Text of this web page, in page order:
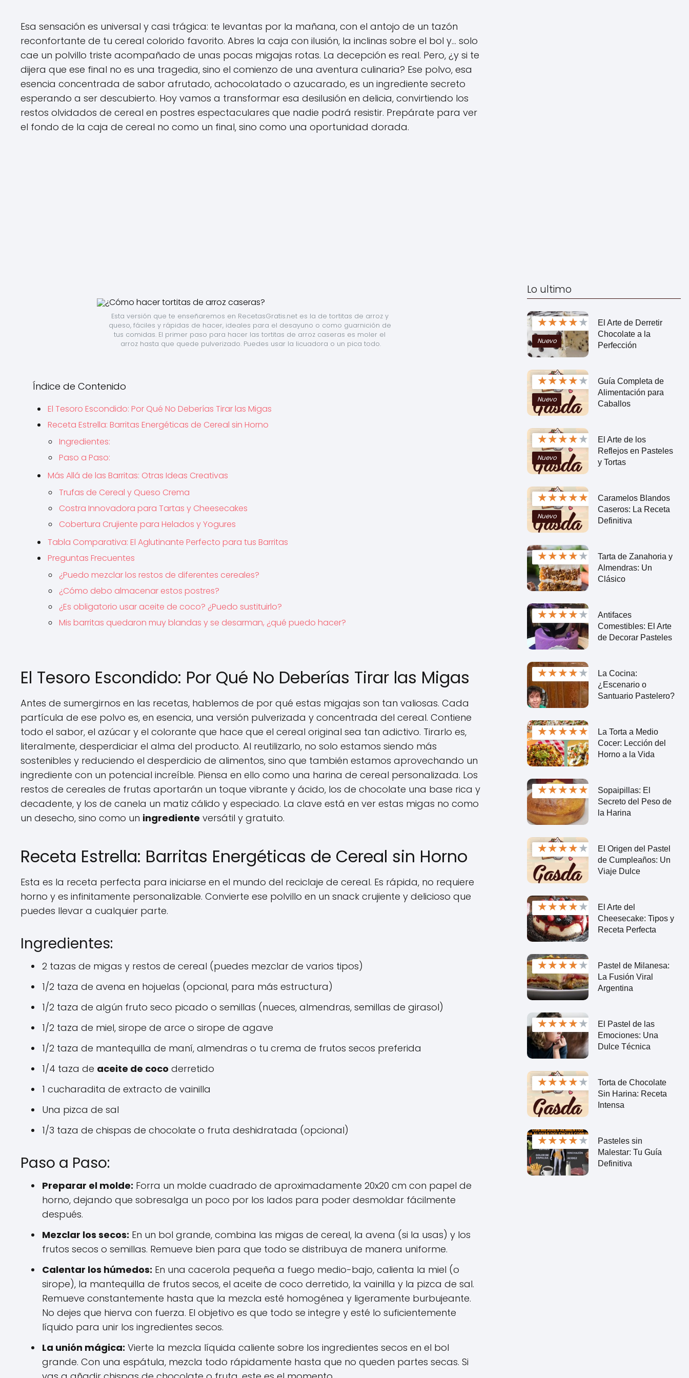
Esa sensación es universal y casi trágica: te levantas por la mañana, con el antojo de un tazón
reconfortante de tu cereal colorido favorito. Abres la caja con ilusión, la inclinas sobre el bol y... solo
cae un polvillo triste acompañado de unas pocas migajas rotas. La decepción es real. Pero, ¿y si te
dijera que ese final no es una tragedia, sino el comienzo de una aventura culinaria? Ese polvo, esa
esencia concentrada de sabor afrutado, achocolatado o azucarado, es un ingrediente secreto
esperando a ser descubierto. Hoy vamos a transformar esa desilusión en delicia, convirtiendo los
restos olvidados de cereal en postres espectaculares que nadie podrá resistir. Prepárate para ver
el fondo de la caja de cereal no como un final, sino como una oportunidad dorada.
Esta versión que te enseñaremos en RecetasGratis.net es la de tortitas de arroz y
queso, fáciles y rápidas de hacer, ideales para el desayuno o como guarnición de
tus comidas. El primer paso para hacer las tortitas de arroz caseras es moler el
arroz hasta que quede pulverizado. Puedes usar la licuadora o un pica todo.
Índice de Contenido
El Tesoro Escondido: Por Qué No Deberías Tirar las Migas
Receta Estrella: Barritas Energéticas de Cereal sin Horno
Ingredientes:
Paso a Paso:
Más Allá de las Barritas: Otras Ideas Creativas
Trufas de Cereal y Queso Crema
Costra Innovadora para Tartas y Cheesecakes
Cobertura Crujiente para Helados y Yogures
Tabla Comparativa: El Aglutinante Perfecto para tus Barritas
Preguntas Frecuentes
¿Puedo mezclar los restos de diferentes cereales?
¿Cómo debo almacenar estos postres?
¿Es obligatorio usar aceite de coco? ¿Puedo sustituirlo?
Mis barritas quedaron muy blandas y se desarman, ¿qué puedo hacer?
El Tesoro Escondido: Por Qué No Deberías Tirar las Migas
Antes de sumergirnos en las recetas, hablemos de por qué estas migajas son tan valiosas. Cada
partícula de ese polvo es, en esencia, una versión pulverizada y concentrada del cereal. Contiene
todo el sabor, el azúcar y el colorante que hace que el cereal original sea tan adictivo. Tirarlo es,
literalmente, desperdiciar el alma del producto. Al reutilizarlo, no solo estamos siendo más
sostenibles y reduciendo el desperdicio de alimentos, sino que también estamos aprovechando un
ingrediente con un potencial increíble. Piensa en ello como una harina de cereal personalizada. Los
restos de cereales de frutas aportarán un toque vibrante y ácido, los de chocolate una base rica y
decadente, y los de canela un matiz cálido y especiado. La clave está en ver estas migas no como
un desecho, sino como un ingrediente versátil y gratuito.
Receta Estrella: Barritas Energéticas de Cereal sin Horno
Esta es la receta perfecta para iniciarse en el mundo del reciclaje de cereal. Es rápida, no requiere
horno y es infinitamente personalizable. Convierte ese polvillo en un snack crujiente y delicioso que
puedes llevar a cualquier parte.
Ingredientes:
2 tazas de migas y restos de cereal (puedes mezclar de varios tipos)
1/2 taza de avena en hojuelas (opcional, para más estructura)
1/2 taza de algún fruto seco picado o semillas (nueces, almendras, semillas de girasol)
1/2 taza de miel, sirope de arce o sirope de agave
1/2 taza de mantequilla de maní, almendras o tu crema de frutos secos preferida
1/4 taza de aceite de coco derretido
1 cucharadita de extracto de vainilla
Una pizca de sal
1/3 taza de chispas de chocolate o fruta deshidratada (opcional)
Paso a Paso:
Preparar el molde: Forra un molde cuadrado de aproximadamente 20x20 cm con papel de
horno, dejando que sobresalga un poco por los lados para poder desmoldar fácilmente
después.
Mezclar los secos: En un bol grande, combina las migas de cereal, la avena (si la usas) y los
frutos secos o semillas. Remueve bien para que todo se distribuya de manera uniforme.
Calentar los húmedos: En una cacerola pequeña a fuego medio-bajo, calienta la miel (o
sirope), la mantequilla de frutos secos, el aceite de coco derretido, la vainilla y la pizca de sal.
Remueve constantemente hasta que la mezcla esté homogénea y ligeramente burbujeante.
No dejes que hierva con fuerza. El objetivo es que todo se integre y esté lo suficientemente
líquido para unir los ingredientes secos.
La unión mágica: Vierte la mezcla líquida caliente sobre los ingredientes secos en el bol
grande. Con una espátula, mezcla todo rápidamente hasta que no queden partes secas. Si
Lo ultimo
★★★★★
Nuevo
El Arte de Derretir
Chocolate a la
Perfección
★★★★★
Nuevo
Guía Completa de
Alimentación para
Caballos
★★★★★
Nuevo
El Arte de los
Reflejos en Pasteles
y Tortas
★★★★★
Nuevo
Caramelos Blandos
Caseros: La Receta
Definitiva
★★★★★
Tarta de Zanahoria y
Almendras: Un
Clásico
★★★★★
Antifaces
Comestibles: El Arte
de Decorar Pasteles
★★★★★
La Cocina:
¿Escenario o
Santuario Pastelero?
★★★★★
La Torta a Medio
Cocer: Lección del
Horno a la Vida
★★★★★
Sopaipillas: El
Secreto del Peso de
la Harina
★★★★★
El Origen del Pastel
de Cumpleaños: Un
Viaje Dulce
★★★★★
El Arte del
Cheesecake: Tipos y
Receta Perfecta
★★★★★
Pastel de Milanesa:
La Fusión Viral
Argentina
★★★★★
El Pastel de las
Emociones: Una
Dulce Técnica
★★★★★
Torta de Chocolate
Sin Harina: Receta
Intensa
★★★★★
Pasteles sin
Malestar: Tu Guía
Definitiva